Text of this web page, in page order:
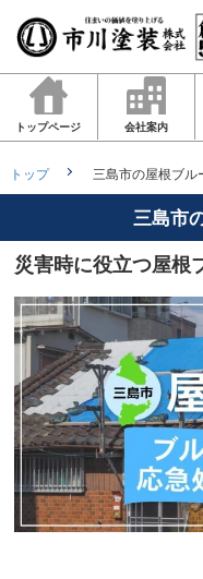
トップページ 会社案内
トップ 三島市の屋根ブル
三島市
災害時に役立つ屋根